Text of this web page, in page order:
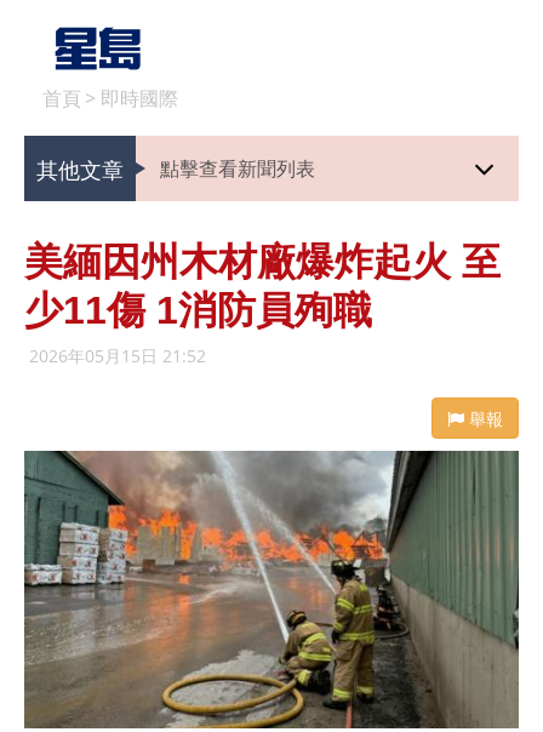
首頁 > 即時國際
其他文章 點擊查看新聞列表
美緬因州木材廠爆炸起火 至
少11傷 1消防員殉職
2026年05月15日 21:52
舉報